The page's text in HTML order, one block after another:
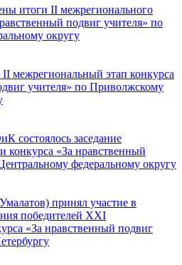
итоги II межрегионального
подвиг учителя» по
округу
межрегиональный этап конкурса
учителя» по Приволжскому
состоялось заседание
конкурса «За нравственный
федеральному округу
принял участие в
победителей XXI
«За нравственный подвиг